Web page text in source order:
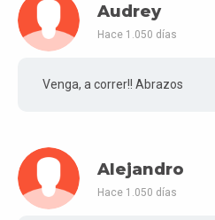
Audrey
Hace 1.050 días
Venga, a correr!! Abrazos
Alejandro
Hace 1.050 días